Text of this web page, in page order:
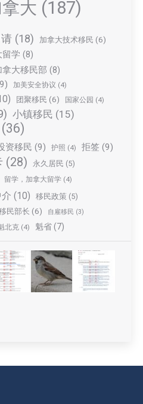
大 (187)
(18) 加拿大技术移民 (6)
留学 (8)
拿大移民部 (8)
加美安全协议 (4)
团聚移民 (6) 国家公园 (4)
小镇移民 (15)
(36)
资移民 (9) 护照 (4) 拒签 (9)
(28) 永久居民 (5)
留学，加拿大留学 (4)
(10) 移民政策 (5)
民部长 (6) 自雇移民 (3)
北克 (4) 魁省(7)